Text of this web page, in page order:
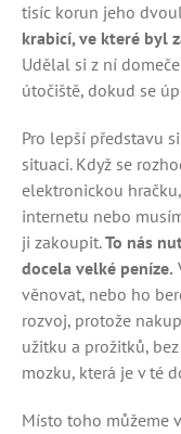
tisíc korun jeho
krabicí, ve které byl
Udělal si z ní
útočiště, dokud se
Pro lepší představu
situaci. Když se
elektronickou
internetu nebo
ji zakoupit.To nás
docela velké peníze.
věnovat, nebo ho
rozvoj, protože
užitku a prožitků,
mozku, která je v té
Místo toho můžeme